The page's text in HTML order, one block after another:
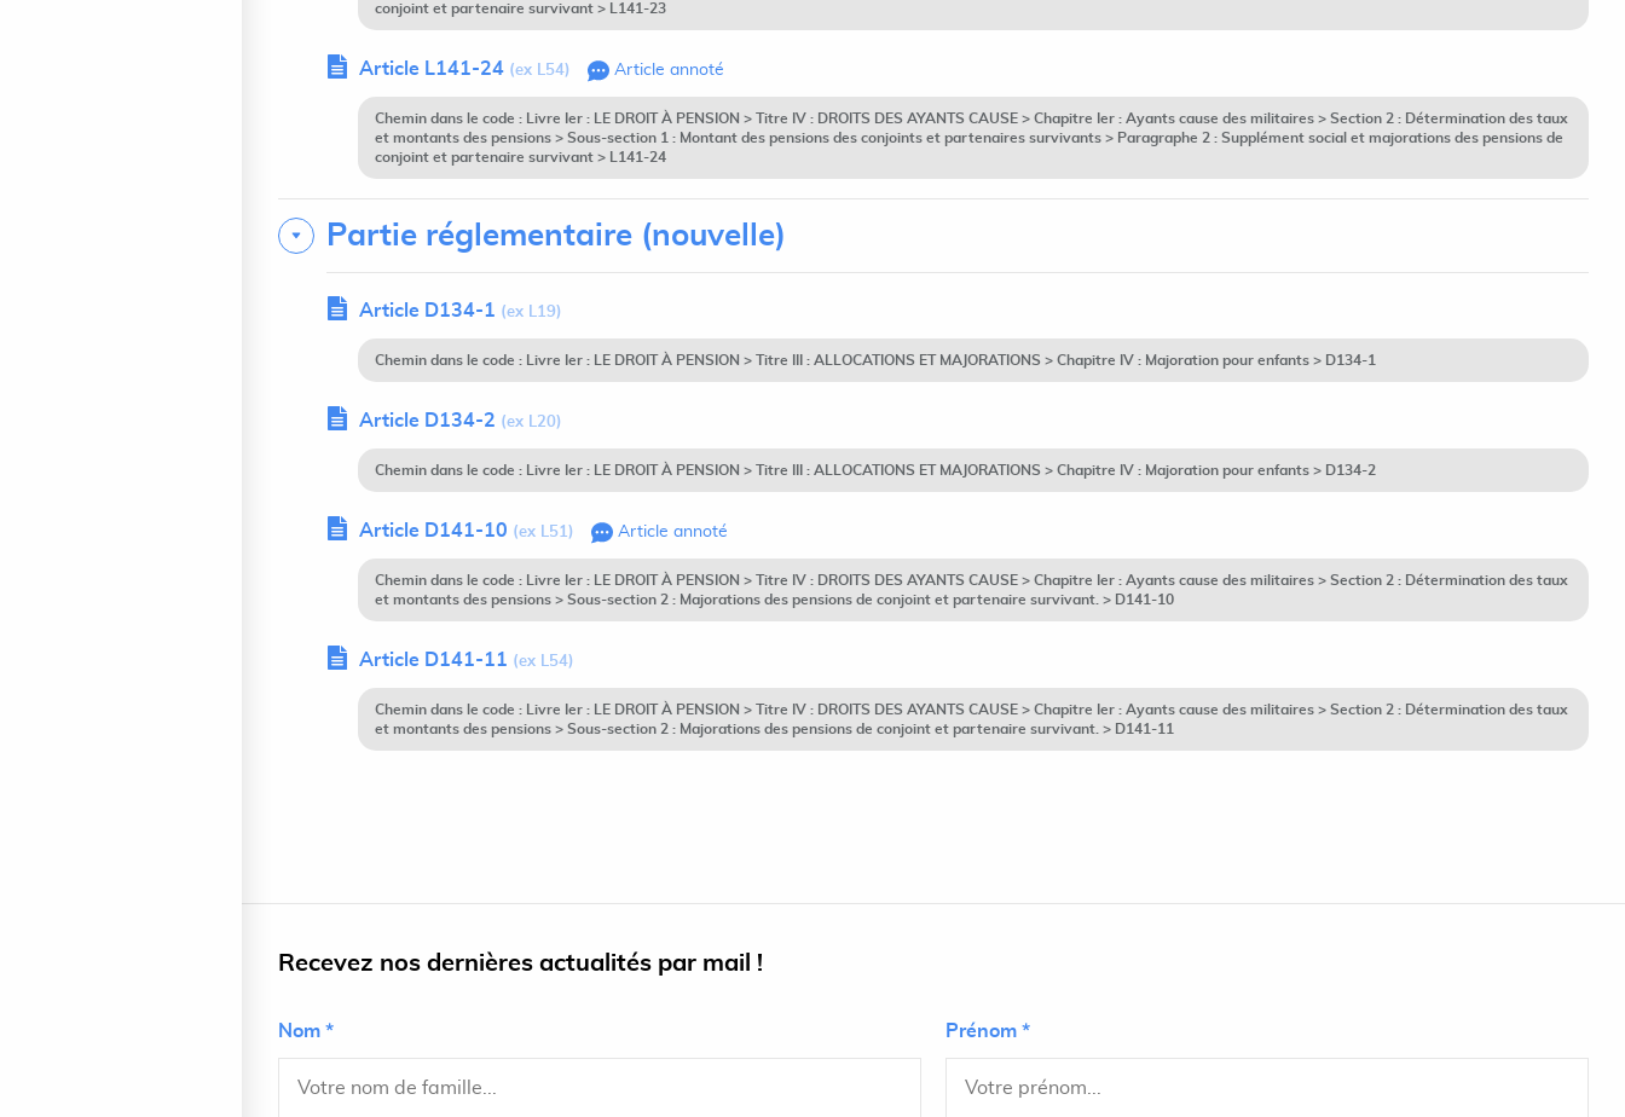
conjoint et partenaire survivant > L141-23
Article L141-24 (ex L54) Article annoté
Chemin dans le code : Livre Ier : LE DROIT À PENSION > Titre IV : DROITS DES AYANTS CAUSE > Chapitre Ier : Ayants cause des militaires > Section 2 : Détermination des taux
et montants des pensions > Sous-section 1 : Montant des pensions des conjoints et partenaires survivants > Paragraphe 2 : Supplément social et majorations des pensions de
conjoint et partenaire survivant > L141-24
Partie réglementaire (nouvelle)
Article D134-1 (ex L19)
Chemin dans le code : Livre Ier : LE DROIT À PENSION > Titre III : ALLOCATIONS ET MAJORATIONS > Chapitre IV : Majoration pour enfants > D134-1
Article D134-2 (ex L20)
Chemin dans le code : Livre Ier : LE DROIT À PENSION > Titre III : ALLOCATIONS ET MAJORATIONS > Chapitre IV : Majoration pour enfants > D134-2
Article D141-10 (ex L51) Article annoté
Chemin dans le code : Livre Ier : LE DROIT À PENSION > Titre IV : DROITS DES AYANTS CAUSE > Chapitre Ier : Ayants cause des militaires > Section 2 : Détermination des taux
et montants des pensions > Sous-section 2 : Majorations des pensions de conjoint et partenaire survivant. > D141-10
Article D141-11 (ex L54)
Chemin dans le code : Livre Ier : LE DROIT À PENSION > Titre IV : DROITS DES AYANTS CAUSE > Chapitre Ier : Ayants cause des militaires > Section 2 : Détermination des taux
et montants des pensions > Sous-section 2 : Majorations des pensions de conjoint et partenaire survivant. > D141-11
Recevez nos dernières actualités par mail !
Nom * Prénom *